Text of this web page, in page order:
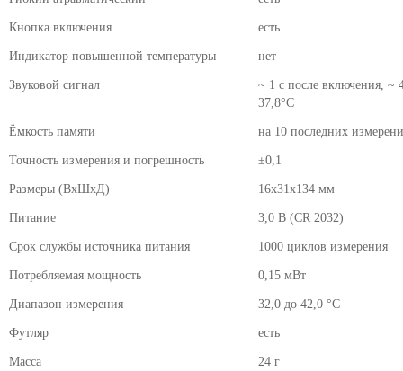
Кнопка включения есть
Индикатор повышенной температуры нет
Звуковой сигнал
~ 1 с после включения, ~
37,8°С
Ёмкость памяти на 10 последних
Точность измерения и погрешность ±0,1
Размеры (ВхШхД) 16х31х134 мм
Питание 3,0 В (СR 2032)
Срок службы источника питания 1000 циклов измерения
Потребляемая мощность 0,15 мВт
Диапазон измерения 32,0 до 42,0 °С
Футляр есть
Масса 24 г